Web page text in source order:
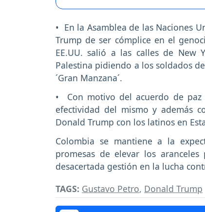
• En la Asamblea de las Naciones
Trump de ser cómplice en el
EE.UU. salió a las calles de New
Palestina pidiendo a los soldados
´Gran Manzana´.
• Con motivo del acuerdo de paz
efectividad del mismo y además
Donald Trump con los latinos en
Colombia se mantiene a la
promesas de elevar los
desacertada gestión en la lucha
TAGS: Gustavo Petro, Donald Trump